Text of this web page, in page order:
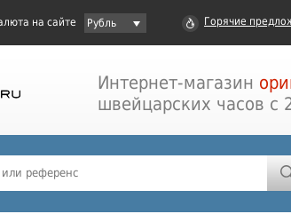
на сайте Рубль Горячие
Интернет-магазин
швейцарских часов с